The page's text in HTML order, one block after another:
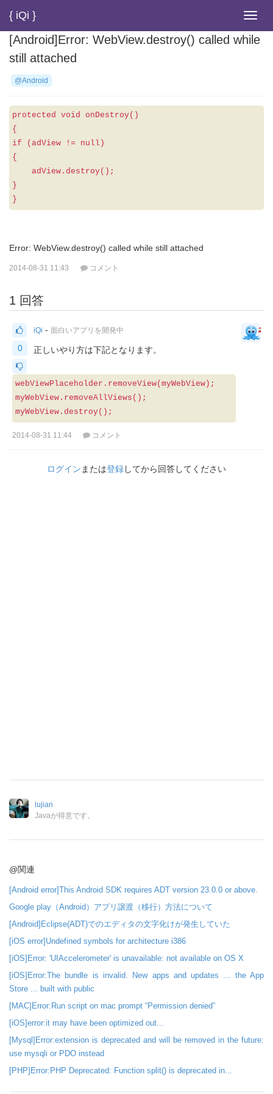
{ iQi }
[Android]Error: WebView.destroy() called while
still attached
@Android
protected void onDestroy()
{
if (adView != null)
{
adView.destroy();
}
}
Error: WebView.destroy() called while still attached
2014-08-31 11:43 コメント
1 回答
0
iQi - 面白いアプリを開発中
正しいやり方は下記となります。
webViewPlaceholder.removeView(myWebView);
myWebView.removeAllViews();
myWebView.destroy();
2014-08-31 11:44 コメント
ログイン または登録してから回答してください
lujian
Javaが得意です。
@関連
[Android error]This Android SDK requires ADT version 23.0.0 or above.
Google play（Android）アプリ譲渡（移行）方法について
[Android]Eclipse(ADT)でのエディタの文字化けが発生していた
[iOS error]Undefined symbols for architecture i386
[iOS]Error: 'UIAccelerometer' is unavailable: not available on OS X
[iOS]Error:The bundle is invalid. New apps and updates ... the App
Store ... built with public
[MAC]Error:Run script on mac prompt “Permission denied”
[iOS]error:it may have been optimized out...
[Mysql]Error:extension is deprecated and will be removed in the future:
use mysqli or PDO instead
[PHP]Error:PHP Deprecated: Function split() is deprecated in...